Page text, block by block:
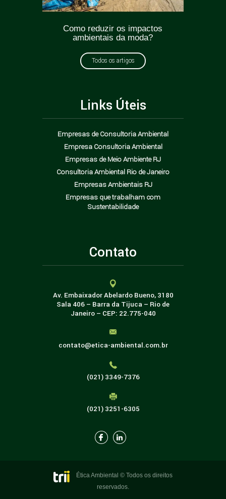
Como reduzir os impactos
ambientais da moda?
Todos os artigos
Links Úteis
Empresas de Consultoria Ambiental
Empresa Consultoria Ambiental
Empresas de Meio Ambiente RJ
Consultoria Ambiental Rio de Janeiro
Empresas Ambientais RJ
Empresas que trabalham com
Sustentabilidade
Contato
Av. Embaixador Abelardo Bueno, 3180
Sala 406 – Barra da Tijuca – Rio de
Janeiro – CEP: 22.775-040
contato@etica-ambiental.com.br
(021) 3349-7376
(021) 3251-6305
Ética Ambiental © Todos os direitos
reservados.